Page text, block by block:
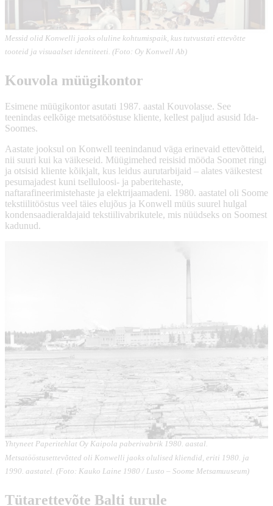
Messid olid Konwelli jaoks oluline kohtumispaik, kus tutvustati ettevõtte
tooteid ja visuaalset identiteeti. (Foto: Oy Konwell Ab)
Kouvola müügikontor
Esimene müügikontor asutati 1987. aastal Kouvolasse. See
teenindas eelkõige metsatööstuse kliente, kellest paljud asusid Ida-
Soomes.
Aastate jooksul on Konwell teenindanud väga erinevaid ettevõtteid,
nii suuri kui ka väikeseid. Müügimehed reisisid mööda Soomet ringi
ja otsisid kliente kõikjalt, kus leidus aurutarbijaid – alates väikestest
pesumajadest kuni tselluloosi- ja paberitehaste,
naftarafineerimistehaste ja elektrijaamadeni. 1980. aastatel oli Soome
tekstiilitööstus veel täies elujõus ja Konwell müüs suurel hulgal
kondensaadieraldajaid tekstiilivabrikutele, mis nüüdseks on Soomest
kadunud.
Yhtyneet Paperitehlat Oy Kaipola paberivabrik 1980. aastal.
Metsatööstusettevõtted oli Konwelli jaoks olulised kliendid, eriti 1980. ja
1990. aastatel. (Foto: Kauko Laine 1980 / Lusto – Soome Metsamuuseum)
Tütarettevõte Balti turule